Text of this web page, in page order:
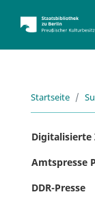
Startseite
Amtspresse
DDR-Presse